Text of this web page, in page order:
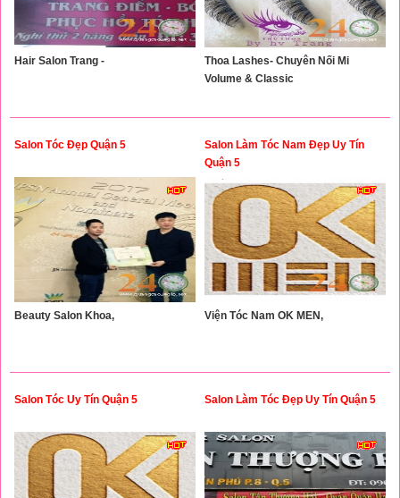
Hair Salon Trang -
Thoa Lashes- Chuyên Nối Mi
Volume & Classic
Salon Tóc Đẹp Quận 5
Beauty Salon Khoa,
Salon Làm Tóc Nam Đẹp Uy Tín
Quận 5
Viện Tóc Nam OK MEN,
Salon Tóc Uy Tín Quận 5 Salon Làm Tóc Đẹp Uy Tín Quận 5